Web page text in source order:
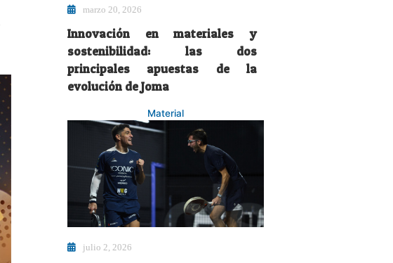
marzo 20, 2026
Innovación en materiales y
sostenibilidad: las dos
principales apuestas de la
evolución de Joma
Material
julio 2, 2026